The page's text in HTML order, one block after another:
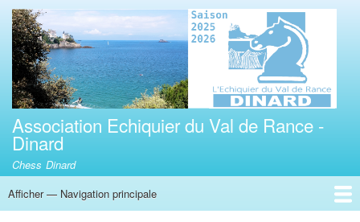
Aller
contenu
principal
Association Echiquier du Val de Rance -
Dinard
Chess Dinard
Navigation
Afficher — Navigation principale